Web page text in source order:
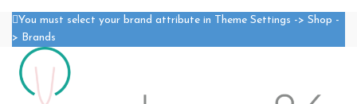
You must select your brand attribute in Theme Settings -> Shop -
> Brands